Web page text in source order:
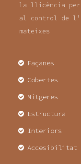
la llicència per
al control de
mateixes
Façanes
Cobertes
Mitgeres
Estructura
Interiors
Accesibilitat